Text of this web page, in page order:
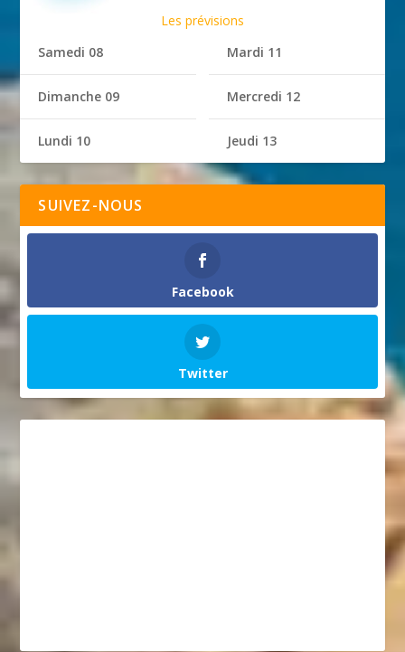
Les prévisions
Samedi 08
Dimanche 09
Lundi 10
Mardi 11
Mercredi 12
Jeudi 13
SUIVEZ-NOUS
Facebook
Twitter